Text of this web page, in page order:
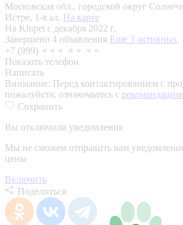
Московская обл., городской округ
Истре, 1-я ал. На карте
На Kinpet c декабря 2022 г.
Завершено 4 объявления Еще 3 активных
+7 (999) ⚬⚬⚬ ⚬⚬ ⚬⚬
Показать телефон
Написать
Внимание: Перед контактированием с
пожалуйста, ознакомьтесь с
Сохранить
Вы отключили уведомления
Мы не сможем отправить вам
цены
Включить
Поделиться